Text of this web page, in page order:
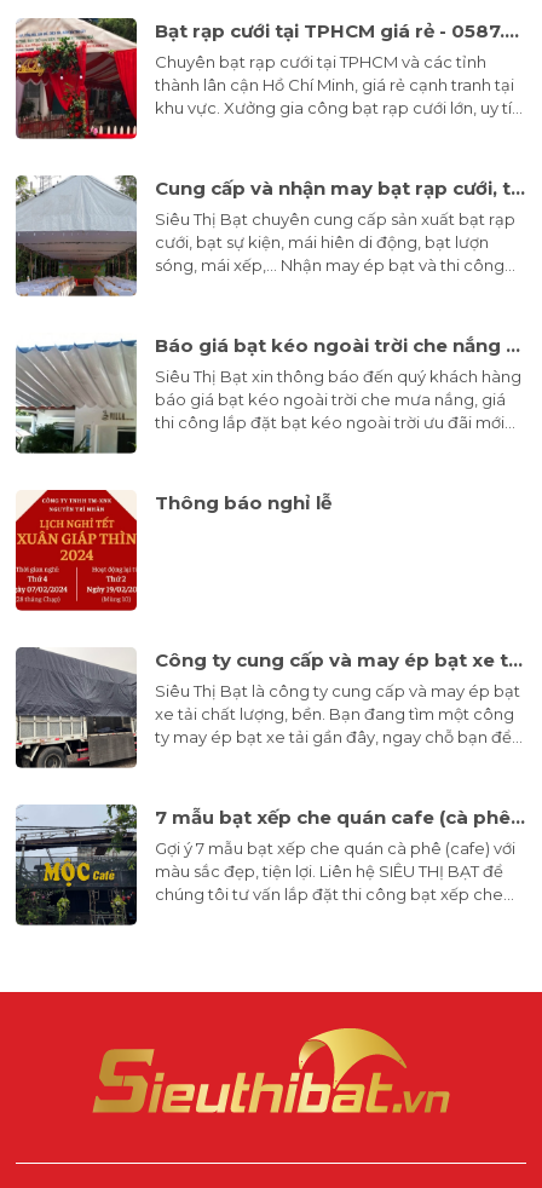
Bạt rạp cưới tại TPHCM giá rẻ - 0587.900.999
Chuyên bạt rạp cưới tại TPHCM và các tỉnh
thành lân cận Hồ Chí Minh, giá rẻ cạnh tranh tại
khu vực. Xưởng gia công bạt rạp cưới lớn, uy tín.
Cung cấp và nhận may bạt rạp cưới, tổ chức sự kiện giá rẻ
Siêu Thị Bạt chuyên cung cấp sản xuất bạt rạp
cưới, bạt sự kiện, mái hiên di động, bạt lượn
sóng, mái xếp,... Nhận may ép bạt và thi công
Báo giá bạt kéo ngoài trời che nắng mưa mới nhất năm 2024
Siêu Thị Bạt xin thông báo đến quý khách hàng
báo giá bạt kéo ngoài trời che mưa nắng, giá
thi công lắp đặt bạt kéo ngoài trời ưu đãi mới
Thông báo nghỉ lễ
Công ty cung cấp và may ép bạt xe tải - Siêu Thị Bạt
Siêu Thị Bạt là công ty cung cấp và may ép bạt
xe tải chất lượng, bền. Bạn đang tìm một công
ty may ép bạt xe tải gần đây, ngay chỗ bạn để
7 mẫu bạt xếp che quán cafe (cà phê) đẹp hút hồn
Gợi ý 7 mẫu bạt xếp che quán cà phê (cafe) với
màu sắc đẹp, tiện lợi. Liên hệ SIÊU THỊ BẠT để
chúng tôi tư vấn lắp đặt thi công bạt xếp che